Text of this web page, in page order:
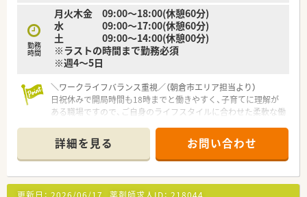
勤務
時間
月火木金 09:00～18:00(休憩60分)
水 09:00～17:00(休憩60分)
土 09:00～14:00(休憩00分)
※ラストの時間まで勤務必須
※週4～5日
＼ワークライフバランス重視／（朝倉市エリア担当より）
日祝休みで開局時間も18時までと働きやすく、子育てに理解が
ある職場ですので、ご自身のライフスタイルに合わせた柔軟な働
【店舗情報と応需状況について】
■当店舗は甘木駅から車で7分ほどの場所に位置しており、近隣
のクリニックから処方箋を応需しています。
■循環器科や内科を中心に1日あたり80枚ほどの処方箋を受け
詳細を見る お問い合わせ